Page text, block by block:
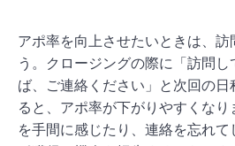
アポ率を向上させたいときは、訪
う。クロージングの際に「訪問
ば、ご連絡ください」と次回の
ると、アポ率が下がりやすくな
を手間に感じたり、連絡を忘れ